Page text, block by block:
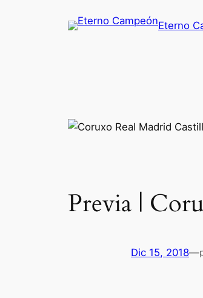
Eterno
Previa |
Dic 15, 2018—